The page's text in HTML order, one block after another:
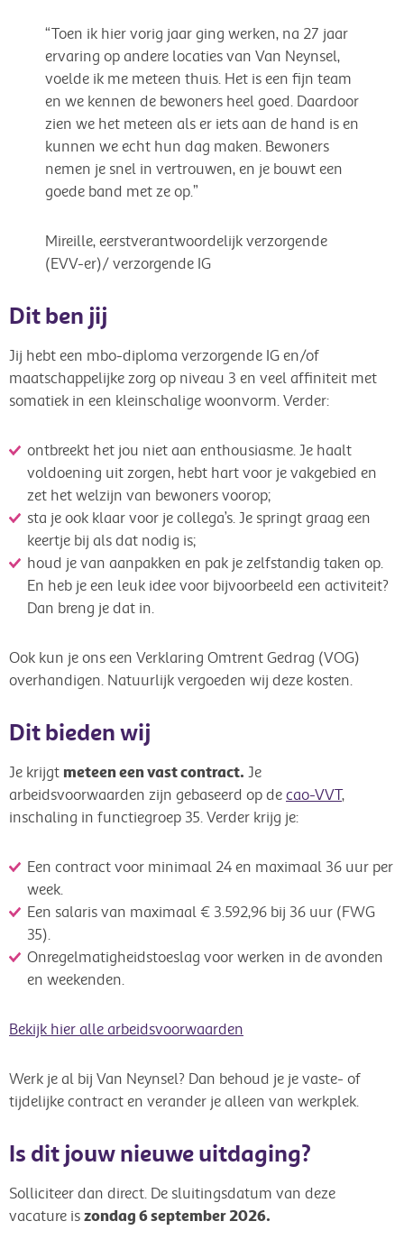
“Toen ik hier vorig jaar ging werken, na 27 jaar
ervaring op andere locaties van Van Neynsel,
voelde ik me meteen thuis. Het is een fijn team
en we kennen de bewoners heel goed. Daardoor
zien we het meteen als er iets aan de hand is en
kunnen we echt hun dag maken. Bewoners
nemen je snel in vertrouwen, en je bouwt een
goede band met ze op.”
Mireille, eerstverantwoordelijk verzorgende
(EVV-er)/ verzorgende IG
Dit ben jij
Jij hebt een mbo-diploma verzorgende IG en/of
maatschappelijke zorg op niveau 3 en veel affiniteit met
somatiek in een kleinschalige woonvorm. Verder:
ontbreekt het jou niet aan enthousiasme. Je haalt
voldoening uit zorgen, hebt hart voor je vakgebied en
zet het welzijn van bewoners voorop;
sta je ook klaar voor je collega’s. Je springt graag een
keertje bij als dat nodig is;
houd je van aanpakken en pak je zelfstandig taken op.
En heb je een leuk idee voor bijvoorbeeld een activiteit?
Dan breng je dat in.
Ook kun je ons een Verklaring Omtrent Gedrag (VOG)
overhandigen. Natuurlijk vergoeden wij deze kosten.
Dit bieden wij
Je krijgt meteen een vast contract. Je
arbeidsvoorwaarden zijn gebaseerd op decao-VVT,
inschaling in functiegroep 35. Verder krijg je:
Een contract voor minimaal 24 en maximaal 36 uur per
week.
Een salaris van maximaal € 3.592,96 bij 36 uur (FWG
35).
Onregelmatigheidstoeslag voor werken in de avonden
en weekenden.
Bekijk hier alle arbeidsvoorwaarden
Werk je al bij Van Neynsel? Dan behoud je je vaste- of
tijdelijke contract en verander je alleen van werkplek.
Is dit jouw nieuwe uitdaging?
Solliciteer dan direct. De sluitingsdatum van deze
vacature iszondag 6 september 2026.